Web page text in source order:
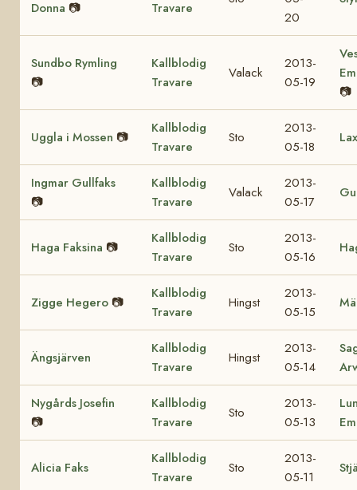
Donna 📷 Travare
20
Sundbo Rymling
📷
Kallblodig
Travare
Valack
2013-
05-19
📷
Uggla i Mossen 📷
Kallblodig
Travare
Sto
2013-
05-18
Ingmar Gullfaks
📷
Kallblodig
Travare
Valack
2013-
05-17
Haga Faksina 📷
Kallblodig
Travare
Sto
2013-
05-16
Zigge Hegero 📷
Kallblodig
Travare
Hingst
2013-
05-15
Ängsjärven
Kallblodig
Travare
Hingst
2013-
05-14
Nygårds Josefin
📷
Kallblodig
Travare
Sto
2013-
05-13
Alicia Faks
Kallblodig
Travare
Sto
2013-
05-11